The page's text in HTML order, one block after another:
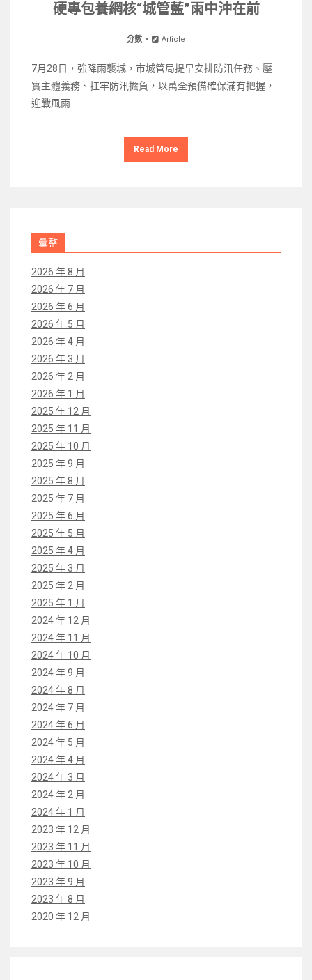
硬專包養網核“城管藍”雨中沖在前
分數 Article
7月28日，強降雨襲城，市城管局提早安排防汛任務、壓
實主體義務、扛牢防汛擔負，以萬全預備確保滿有把握，
迎戰風雨
Read More
彙整
2026 年 8 月
2026 年 7 月
2026 年 6 月
2026 年 5 月
2026 年 4 月
2026 年 3 月
2026 年 2 月
2026 年 1 月
2025 年 12 月
2025 年 11 月
2025 年 10 月
2025 年 9 月
2025 年 8 月
2025 年 7 月
2025 年 6 月
2025 年 5 月
2025 年 4 月
2025 年 3 月
2025 年 2 月
2025 年 1 月
2024 年 12 月
2024 年 11 月
2024 年 10 月
2024 年 9 月
2024 年 8 月
2024 年 7 月
2024 年 6 月
2024 年 5 月
2024 年 4 月
2024 年 3 月
2024 年 2 月
2024 年 1 月
2023 年 12 月
2023 年 11 月
2023 年 10 月
2023 年 9 月
2023 年 8 月
2020 年 12 月